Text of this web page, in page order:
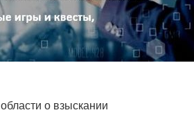
о взыскании